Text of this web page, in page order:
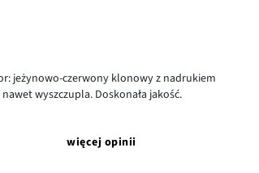
jeżynowo-czerwony klonowy z nadrukiem
wyszczupla. Doskonała jakość.
więcej opinii